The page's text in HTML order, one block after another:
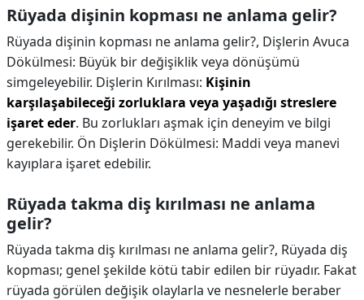
Rüyada dişinin kopması ne anlama gelir?
Rüyada dişinin kopması ne anlama gelir?, Dişlerin Avuca
Dökülmesi: Büyük bir değişiklik veya dönüşümü
simgeleyebilir. Dişlerin Kırılması: Kişinin
karşılaşabileceği zorluklara veya yaşadığı streslere
işaret eder. Bu zorlukları aşmak için deneyim ve bilgi
gerekebilir. Ön Dişlerin Dökülmesi: Maddi veya manevi
kayıplara işaret edebilir.
Rüyada takma diş kırılması ne anlama
gelir?
Rüyada takma diş kırılması ne anlama gelir?, Rüyada diş
kopması; genel şekilde kötü tabir edilen bir rüyadır. Fakat
rüyada görülen değişik olaylarla ve nesnelerle beraber